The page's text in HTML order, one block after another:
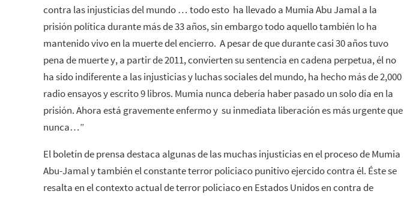
contra las injusticias del mundo … todo esto ha llevado a Mumia Abu Jamal a la
prisión política durante más de 33 años, sin embargo todo aquello también lo ha
mantenido vivo en la muerte del encierro. A pesar de que durante casi 30 años tuvo
pena de muerte y, a partir de 2011, convierten su sentencia en cadena perpetua, él no
ha sido indiferente a las injusticias y luchas sociales del mundo, ha hecho más de 2,000
radio ensayos y escrito 9 libros. Mumia nunca debería haber pasado un solo día en la
prisión. Ahora está gravemente enfermo y su inmediata liberación es más urgente que
nunca…”
El boletín de prensa destaca algunas de las muchas injusticias en el proceso de Mumia
Abu-Jamal y también el constante terror policiaco punitivo ejercido contra él. Éste se
resalta en el contexto actual de terror policiaco en Estados Unidos en contra de